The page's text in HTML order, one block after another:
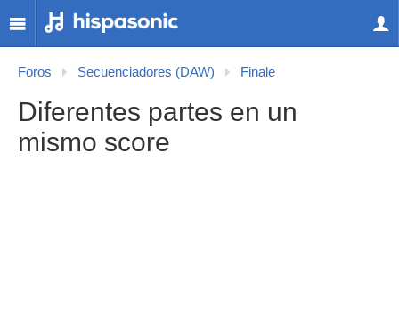
Foros Secuenciadores (DAW) Finale
Diferentes partes en un
mismo score